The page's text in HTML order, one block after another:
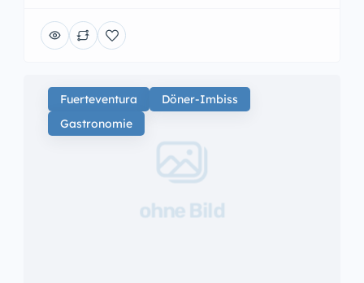
Fuerteventura
Döner-Imbiss
Gastronomie
ohne Bild